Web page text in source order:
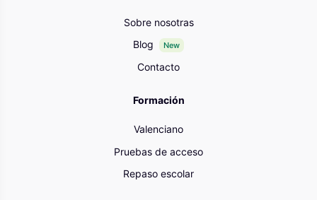
Sobre nosotras
Blog
New
Contacto
Formación
Valenciano
Pruebas de acceso
Repaso escolar